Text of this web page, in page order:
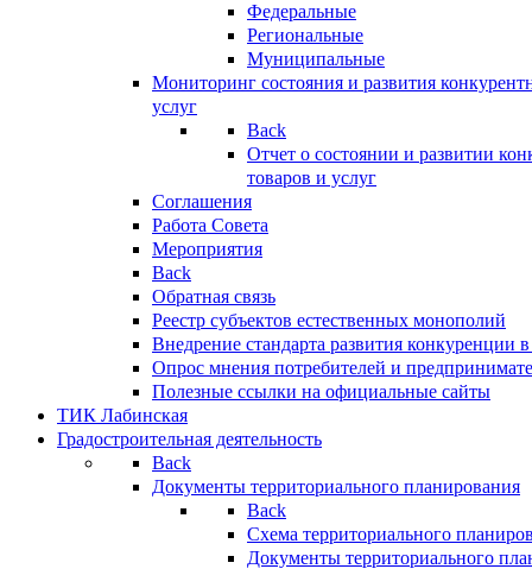
Федеральные
Региональные
Муниципальные
Мониторинг состояния и развития
услуг
Back
Отчет о состоянии и развитии
товаров и услуг
Соглашения
Работа Совета
Мероприятия
Back
Обратная связь
Реестр субъектов естественных монополий
Внедрение стандарта развития конкуренции
Опрос мнения потребителей и
Полезные ссылки на официальные сайты
ТИК Лабинская
Градостроительная деятельность
Back
Документы территориального планирования
Back
Схема территориального
Документы территориального